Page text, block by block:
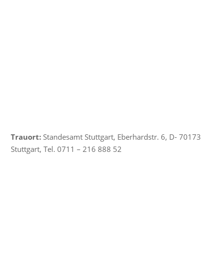
Trauort: Standesamt Stuttgart, Eberhardstr. 6, D- 70173
Stuttgart, Tel. 0711 – 216 888 52